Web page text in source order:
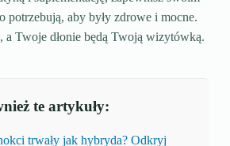
potrzebują, aby były zdrowe i mocne.
a Twoje dłonie będą Twoją wizytówką.
te artykuły:
trwały jak hybryda? Odkryj